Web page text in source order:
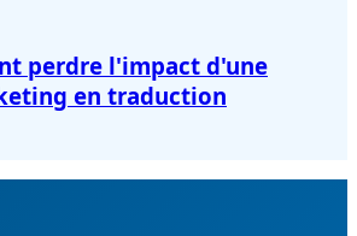
perdre l'impact d'une
en traduction